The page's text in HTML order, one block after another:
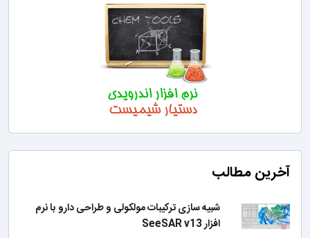
آخرین مطالب
شبیه سازی ترکیبات مولکولی و طراحی دارو با نرم
افزار SeeSAR v13